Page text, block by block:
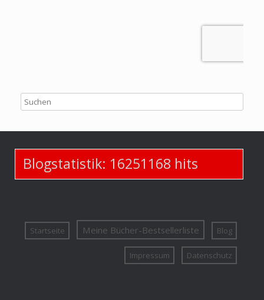
Blogstatistik: 16251168 hits
Startseite Meine Bücher-Bestsellerliste Blog
Impressum Datenschutz